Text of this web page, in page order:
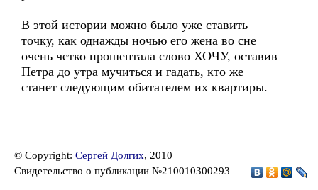
В этой истории можно было уже ставить
точку, как однажды ночью его жена во сне
очень четко прошептала слово ХОЧУ, оставив
Петра до утра мучиться и гадать, кто же
станет следующим обитателем их квартиры.
© Copyright: Сергей Долгих, 2010
Свидетельство о публикации №210010300293